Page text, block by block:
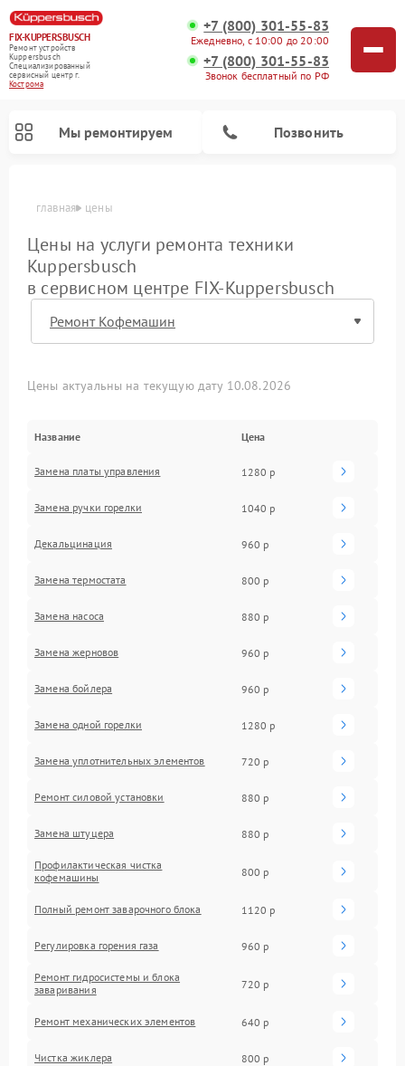
FIX-KUPPERSBUSCH
Ремонт устройств
Kuppersbusch
Специализированный
cервисный центр г.
Кострома
+7 (800) 301-55-83
Ежедневно, с 10:00 до 20:00
+7 (800) 301-55-83
Звонок бесплатный по РФ
Мы ремонтируем Позвонить
главная цены
Цены на услуги ремонта техники
Kuppersbusch
в сервисном центре FIX-Kuppersbusch
Цены актуальны на текущую дату 10.08.2026
Название Цена
Замена платы управления 1280 р
Замена ручки горелки 1040 р
Декальцинация 960 р
Замена термостата 800 р
Замена насоса 880 р
Замена жерновов 960 р
Замена бойлера 960 р
Замена одной горелки 1280 р
Замена уплотнительных элементов 720 р
Ремонт силовой установки 880 р
Замена штуцера 880 р
Профилактическая чистка
кофемашины
800 р
Полный ремонт заварочного блока 1120 р
Регулировка горения газа 960 р
Ремонт гидросистемы и блока
заваривания
720 р
Ремонт механических элементов 640 р
Чистка жиклера 800 р